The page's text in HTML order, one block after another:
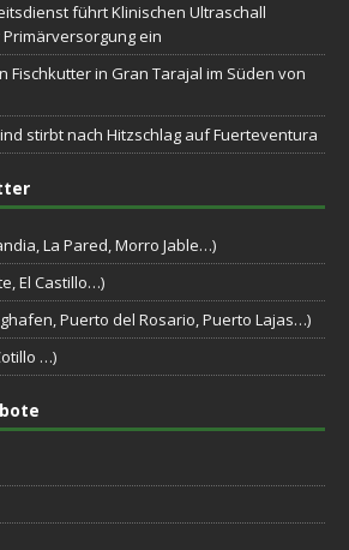
führt Klinischen Ultraschall
ein
Fischkutter in Gran Tarajal im Süden von
stirbt nach Hitzschlag auf Fuerteventura
La Pared, Morro Jable…)
El Castillo…)
Puerto del Rosario, Puerto Lajas…)
…)